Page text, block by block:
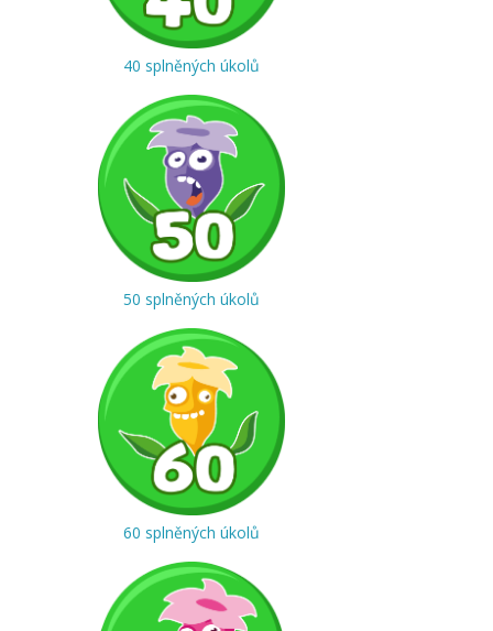
40 splněných úkolů
50 splněných úkolů
60 splněných úkolů